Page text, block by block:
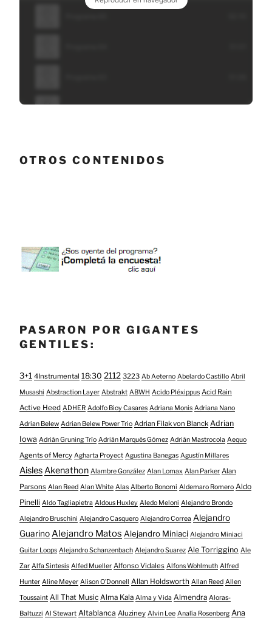
OTROS CONTENIDOS
PASARON POR GIGANTES
GENTILES:
3+1 4Instrumental 18:30 2112 3223 Ab Aeterno Abelardo Castillo Abril
Musashi Abstraction Layer Abstrakt ABWH Acido Pléxippus Acid Rain
Active Heed ADHER Adolfo Bioy Casares Adriana Monis Adriana Nano
Adrian Belew Adrian Belew Power Trio Adrian Filak von Blanck Adrian
Iowa Adrián Gruning Trío Adrián Marqués Gómez Adrián Mastrocola Aequo
Agents of Mercy Agharta Proyect Agustina Banegas Agustín Millares
AislesAkenathon Alambre González Alan Lomax Alan Parker Alan
Parsons Alan Reed Alan White Alas Alberto Bonomi Aldemaro Romero Aldo
Pinelli Aldo Tagliapietra Aldous Huxley Aledo Meloni Alejandro Brondo
Alejandro Bruschini Alejandro Casquero Alejandro Correa Alejandro
GuarinoAlejandro Matos Alejandro Miniaci Alejandro Miniaci
Guitar Loops Alejandro Schanzenbach Alejandro Suarez Ale Torriggino Ale
Zar Alfa Sintesis Alfed Mueller Alfonso Vidales Alfons Wohlmuth Alfred
Hunter Aline Meyer Alison O​’​Donnell Allan Holdsworth Allan Reed Allen
Toussaint All That Music Alma Kala Alma y Vida Almendra Aloras-
Baltuzzi Al Stewart Altablanca Aluziney Alvin Lee Analía Rosenberg Ana